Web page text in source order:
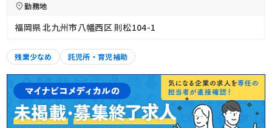
勤務地
福岡県 北九州市八幡西区 則松104-1
残業少なめ 託児所・育児補助